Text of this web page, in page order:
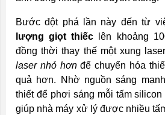
Bước đột phá lần này đến từ
lượng giọt thiếc lên khoảng
đồng thời thay thế một xung
laser nhỏ hơnđể chuyển hóa
quả hơn. Nhờ nguồn sáng
thiết để phơi sáng mỗi tấm
giúp nhà máy xử lý được nhiều